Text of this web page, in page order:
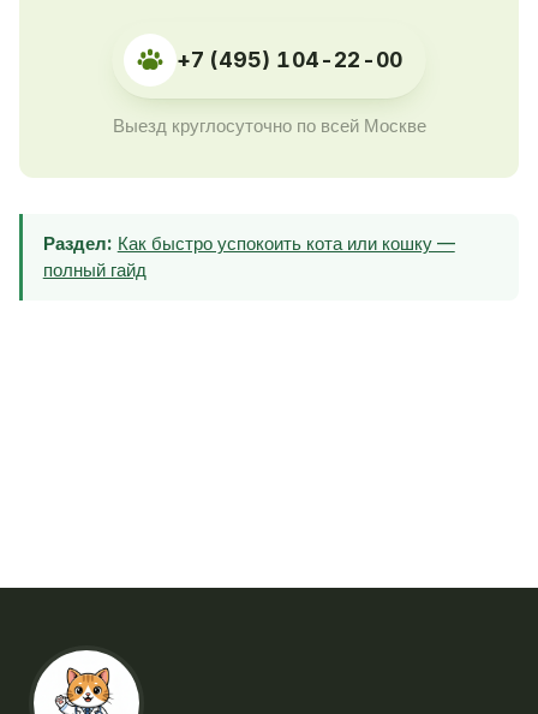
+7 (495) 104-22-00
Выезд круглосуточно по всей Москве
Раздел: Как быстро успокоить кота или кошку —
полный гайд